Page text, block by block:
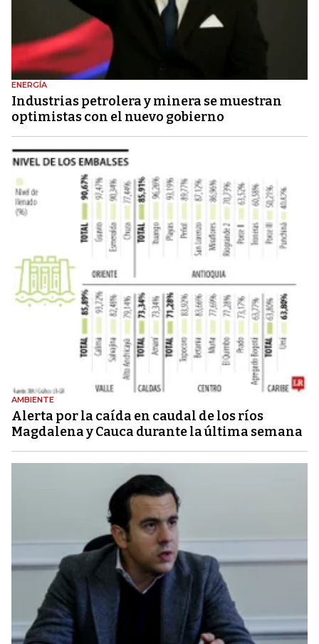
ENERGÍA
Industrias petrolera y minera se muestran
optimistas con el nuevo gobierno
AMBIENTE
Alerta por la caída en caudal de los ríos
Magdalena y Cauca durante la última semana